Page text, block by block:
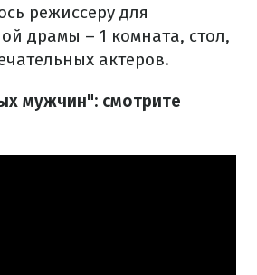
режиссеру для
драмы – 1 комната, стол,
актеров.
мужчин": смотрите